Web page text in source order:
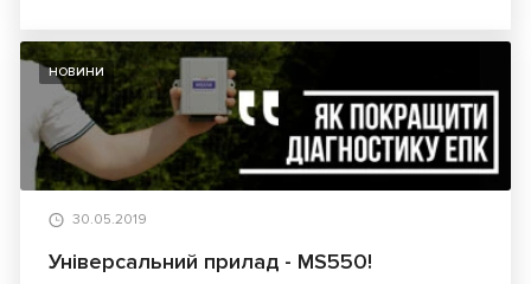
НОВИНИ
30.05.2019
Універсальний прилад - MS550!